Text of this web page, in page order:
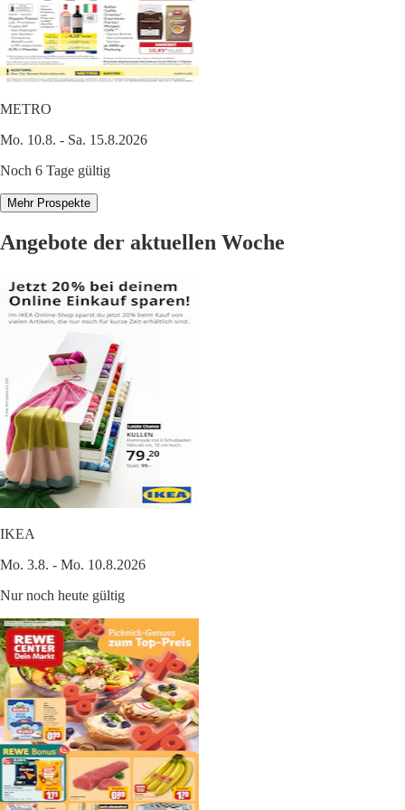
METRO
Mo. 10.8. - Sa. 15.8.2026
Noch 6 Tage gültig
Mehr Prospekte
Angebote der aktuellen Woche
IKEA
Mo. 3.8. - Mo. 10.8.2026
Nur noch heute gültig